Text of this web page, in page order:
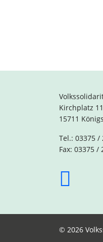
Kirchplatz 11
15711
Tel.: 03375 /
Fax: 03375 /
© 2026